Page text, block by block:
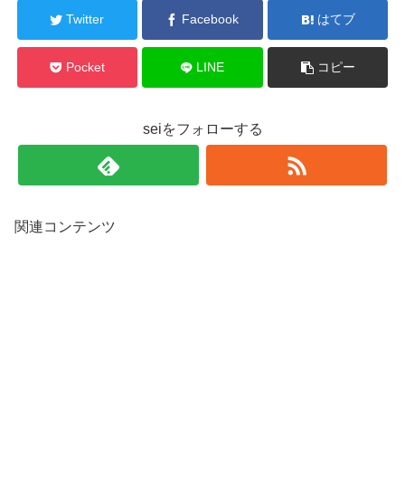
Twitter Facebook はてブ
Pocket LINE コピー
seiをフォローする
関連コンテンツ